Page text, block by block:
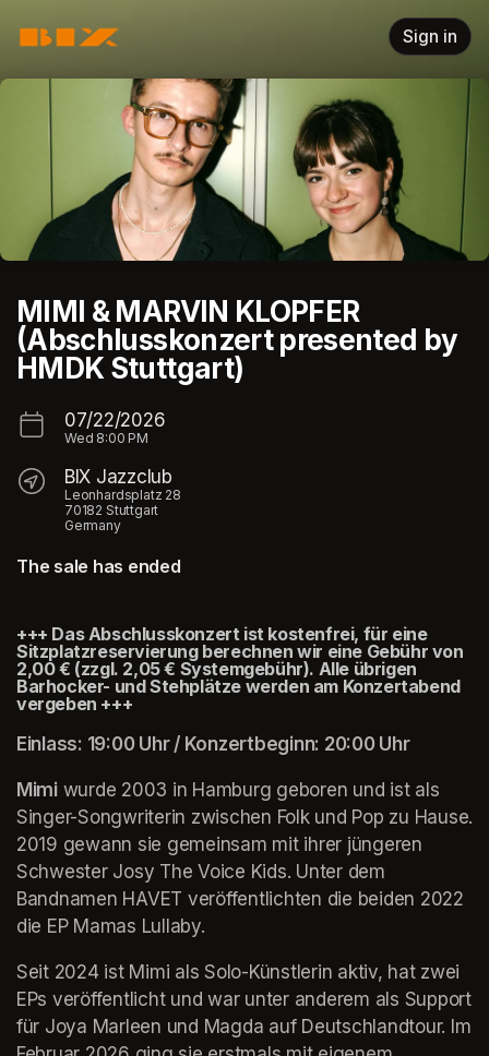
Sign in
MIMI & MARVIN KLOPFER
(Abschlusskonzert presented by
HMDK Stuttgart)
07/22/2026
Wed 8:00 PM
BIX Jazzclub
Leonhardsplatz 28
70182 Stuttgart
Germany
The sale has ended
+++ Das Abschlusskonzert ist kostenfrei, für eine
Sitzplatzreservierung berechnen wir eine Gebühr von
2,00 € (zzgl. 2,05 € Systemgebühr). Alle übrigen
Barhocker- und Stehplätze werden am Konzertabend
vergeben +++
Einlass: 19:00 Uhr / Konzertbeginn: 20:00 Uhr
Mimi wurde 2003 in Hamburg geboren und ist als
Singer-Songwriterin zwischen Folk und Pop zu Hause.
2019 gewann sie gemeinsam mit ihrer jüngeren
Schwester Josy The Voice Kids. Unter dem
Bandnamen HAVET veröffentlichten die beiden 2022
die EP Mamas Lullaby.
Seit 2024 ist Mimi als Solo-Künstlerin aktiv, hat zwei
EPs veröffentlicht und war unter anderem als Support
für Joya Marleen und Magda auf Deutschlandtour. Im